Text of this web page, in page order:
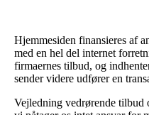
Hjemmesiden finansieres af
med en hel del internet
firmaernes tilbud, og
sender videre udfører en
Vejledning vedrørende tilbud